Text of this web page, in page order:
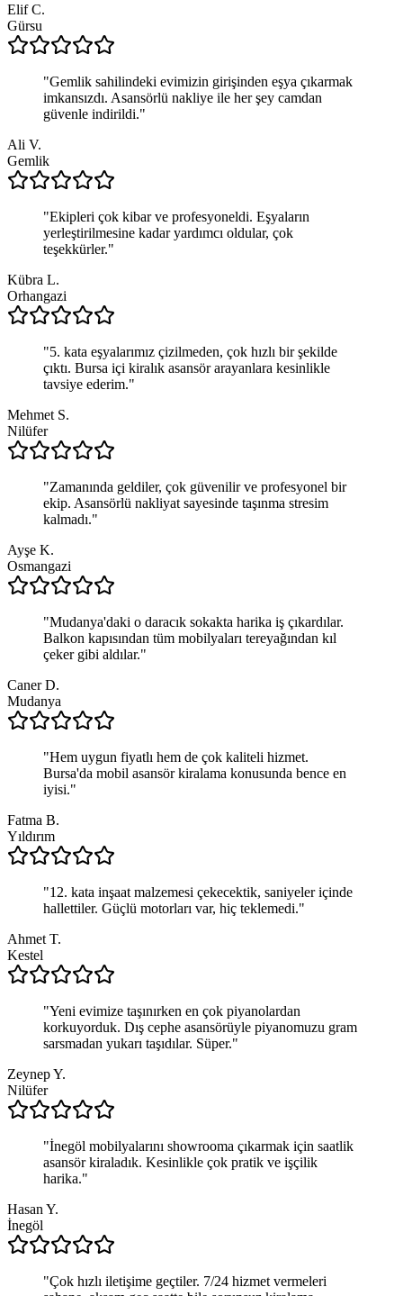
Elif C.
Gürsu
"Gemlik sahilindeki evimizin girişinden eşya çıkarmak
imkansızdı. Asansörlü nakliye ile her şey camdan
güvenle indirildi."
Ali V.
Gemlik
"Ekipleri çok kibar ve profesyoneldi. Eşyaların
yerleştirilmesine kadar yardımcı oldular, çok
teşekkürler."
Kübra L.
Orhangazi
"5. kata eşyalarımız çizilmeden, çok hızlı bir şekilde
çıktı. Bursa içi kiralık asansör arayanlara kesinlikle
tavsiye ederim."
Mehmet S.
Nilüfer
"Zamanında geldiler, çok güvenilir ve profesyonel bir
ekip. Asansörlü nakliyat sayesinde taşınma stresim
kalmadı."
Ayşe K.
Osmangazi
"Mudanya'daki o daracık sokakta harika iş çıkardılar.
Balkon kapısından tüm mobilyaları tereyağından kıl
çeker gibi aldılar."
Caner D.
Mudanya
"Hem uygun fiyatlı hem de çok kaliteli hizmet.
Bursa'da mobil asansör kiralama konusunda bence en
iyisi."
Fatma B.
Yıldırım
"12. kata inşaat malzemesi çekecektik, saniyeler içinde
hallettiler. Güçlü motorları var, hiç teklemedi."
Ahmet T.
Kestel
"Yeni evimize taşınırken en çok piyanolardan
korkuyorduk. Dış cephe asansörüyle piyanomuzu gram
sarsmadan yukarı taşıdılar. Süper."
Zeynep Y.
Nilüfer
"İnegöl mobilyalarını showrooma çıkarmak için saatlik
asansör kiraladık. Kesinlikle çok pratik ve işçilik
harika."
Hasan Y.
İnegöl
"Çok hızlı iletişime geçtiler. 7/24 hizmet vermeleri